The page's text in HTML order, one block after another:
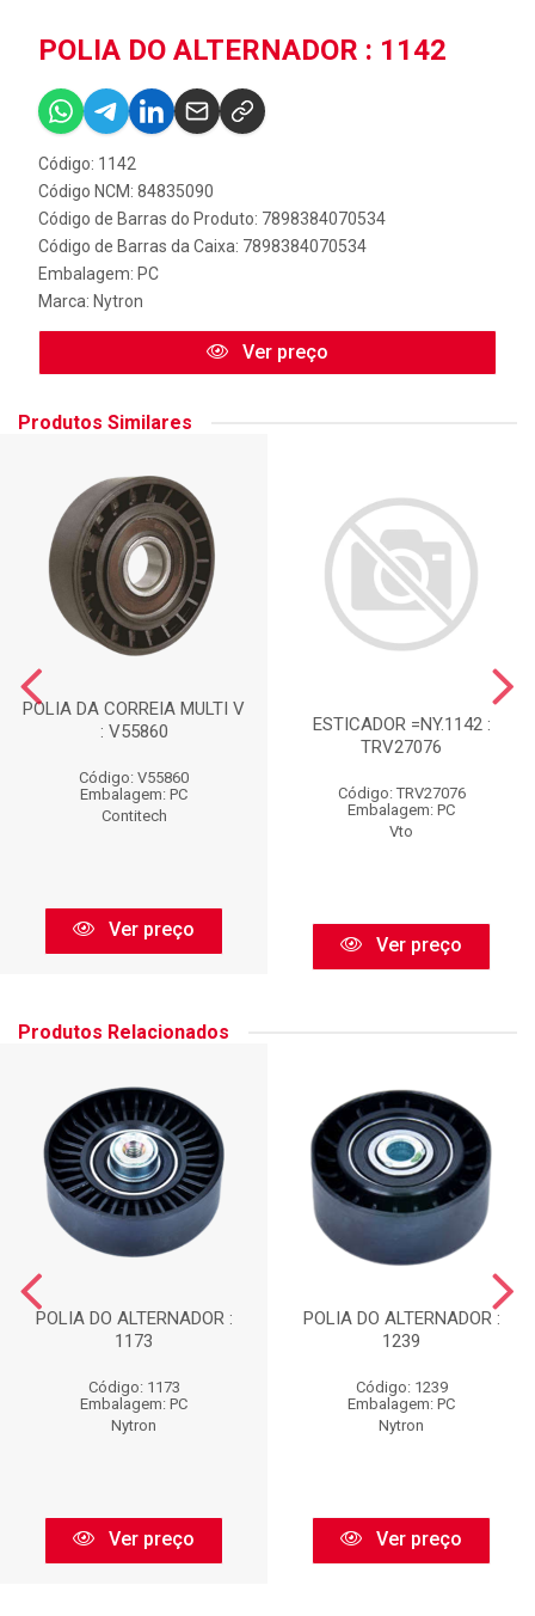
POLIA DO ALTERNADOR : 1142
Código: 1142
Código NCM: 84835090
Código de Barras do Produto: 7898384070534
Código de Barras da Caixa: 7898384070534
Embalagem: PC
Marca: Nytron
Ver preço
Produtos Similares
POLIA DA CORREIA MULTI V
: V55860
Código: V55860
Embalagem: PC
Contitech
Ver preço
ESTICADOR =NY.1142 :
TRV27076
Código: TRV27076
Embalagem: PC
Vto
Ver preço
Produtos Relacionados
POLIA DO ALTERNADOR :
1173
Código: 1173
Embalagem: PC
Nytron
Ver preço
POLIA DO ALTERNADOR :
1239
Código: 1239
Embalagem: PC
Nytron
Ver preço